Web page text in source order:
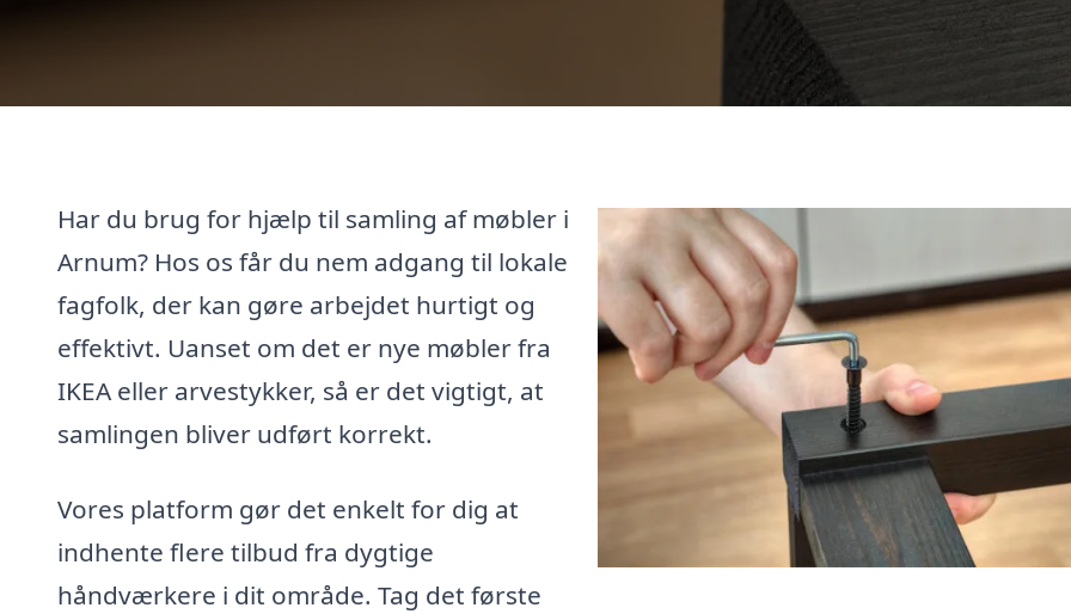
Har du brug for hjælp til samling af møbler i
Arnum? Hos os får du nem adgang til lokale
fagfolk, der kan gøre arbejdet hurtigt og
effektivt. Uanset om det er nye møbler fra
IKEA eller arvestykker, så er det vigtigt, at
samlingen bliver udført korrekt.
Vores platform gør det enkelt for dig at
indhente flere tilbud fra dygtige
håndværkere i dit område. Tag det første